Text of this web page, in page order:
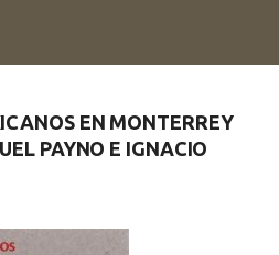
EN MONTERREY
PAYNO E IGNACIO